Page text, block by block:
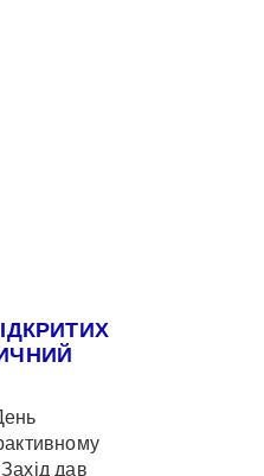
дав